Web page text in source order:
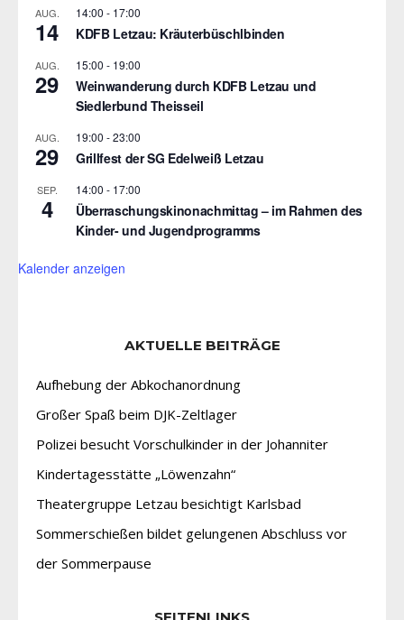
AUG.
14
14:00 - 17:00
KDFB Letzau: Kräuterbüschlbinden
AUG.
29
15:00 - 19:00
Weinwanderung durch KDFB Letzau und
Siedlerbund Theisseil
AUG.
29
19:00 -23:00
Grillfest der SG Edelweiß Letzau
SEP.
4
14:00 - 17:00
Überraschungskinonachmittag – im Rahmen des
Kinder- und Jugendprogramms
Kalender anzeigen
AKTUELLE BEITRÄGE
Aufhebung der Abkochanordnung
Großer Spaß beim DJK-Zeltlager
Polizei besucht Vorschulkinder in der Johanniter
Kindertagesstätte „Löwenzahn“
Theatergruppe Letzau besichtigt Karlsbad
Sommerschießen bildet gelungenen Abschluss vor
der Sommerpause